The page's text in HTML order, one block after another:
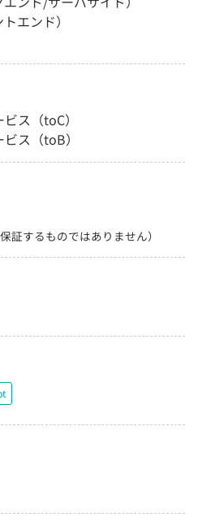
エンド）
ス（toC）
ス（toB）
証するものではありません）